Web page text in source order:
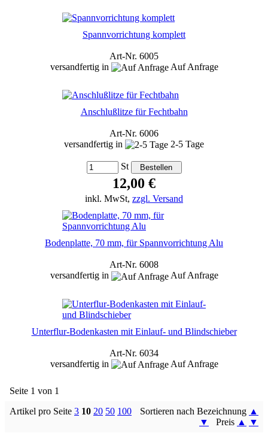
Spannvorrichtung komplett
Art-Nr. 6005
versandfertig in
Auf Anfrage
Anschlußlitze für Fechtbahn
Art-Nr. 6006
versandfertig in
2-5 Tage
St
12,00 €
inkl. MwSt, zzgl. Versand
Bodenplatte, 70 mm, für Spannvorrichtung Alu
Art-Nr. 6008
versandfertig in
Auf Anfrage
Unterflur-Bodenkasten mit Einlauf- und Blindschieber
Art-Nr. 6034
versandfertig in
Auf Anfrage
Seite 1 von 1
Artikel pro Seite 3 10 20 50 100 Sortieren nach Bezeichnung ▲
▼
Preis ▲ ▼